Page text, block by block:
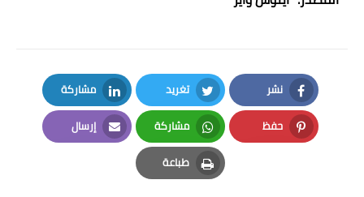
نشر
Facebook
تغريد
Twitter
مشاركة
LinkedIn
حفظ
Pinterest
مشاركة
Whatsapp
إرسال
Email
طباعة
Print